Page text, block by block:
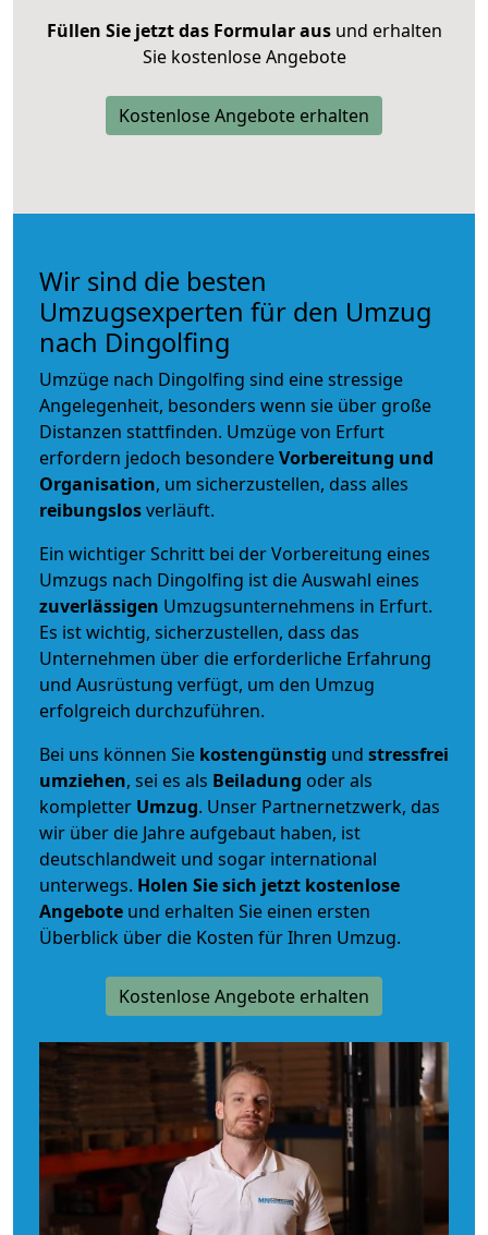
Füllen Sie jetzt das Formular ausund erhalten
Sie kostenlose Angebote
Kostenlose Angebote erhalten
Wir sind die besten
Umzugsexperten für den Umzug
nach Dingolfing
Umzüge nach Dingolfing sind eine stressige
Angelegenheit, besonders wenn sie über große
Distanzen stattfinden. Umzüge von Erfurt
erfordern jedoch besondereVorbereitung und
Organisation, um sicherzustellen, dass alles
reibungslosverläuft.
Ein wichtiger Schritt bei der Vorbereitung eines
Umzugs nach Dingolfing ist die Auswahl eines
zuverlässigen Umzugsunternehmens in Erfurt.
Es ist wichtig, sicherzustellen, dass das
Unternehmen über die erforderliche Erfahrung
und Ausrüstung verfügt, um den Umzug
erfolgreich durchzuführen.
Bei uns können Sie kostengünstig und stressfrei
umziehen, sei es als Beiladung oder als
kompletter Umzug. Unser Partnernetzwerk, das
wir über die Jahre aufgebaut haben, ist
deutschlandweit und sogar international
unterwegs. Holen Sie sich jetzt kostenlose
Angebote und erhalten Sie einen ersten
Überblick über die Kosten für Ihren Umzug.
Kostenlose Angebote erhalten